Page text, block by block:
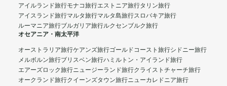
アイルランド旅行モナコ旅行エストニア旅行タリン旅行
アイスランド旅行マルタ旅行マルタ島旅行スロバキア旅行
ルーマニア旅行ブルガリア旅行ルクセンブルク旅行
オセアニア・南太平洋
オーストラリア旅行ケアンズ旅行ゴールドコースト旅行シドニー旅行
メルボルン旅行ブリスベン旅行ハミルトン・アイランド旅行
エアーズロック旅行ニュージーランド旅行クライストチャーチ旅行
オークランド旅行クイーンズタウン旅行ニューカレドニア旅行